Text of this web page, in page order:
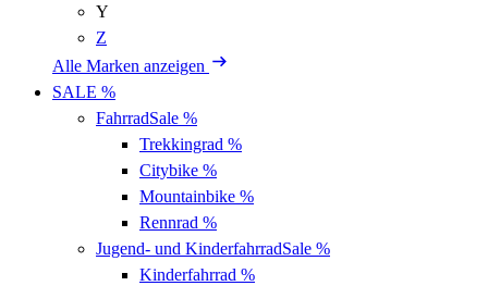
Y
Z
Alle Marken anzeigen
SALE %
FahrradSale %
Trekkingrad %
Citybike %
Mountainbike %
Rennrad %
Jugend- und KinderfahrradSale %
Kinderfahrrad %